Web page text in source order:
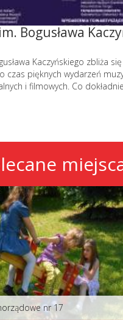
Bogusława
Kaczyńskiego zbliża
czas pięknych wydarzeń
i filmowych. Co
nr 17